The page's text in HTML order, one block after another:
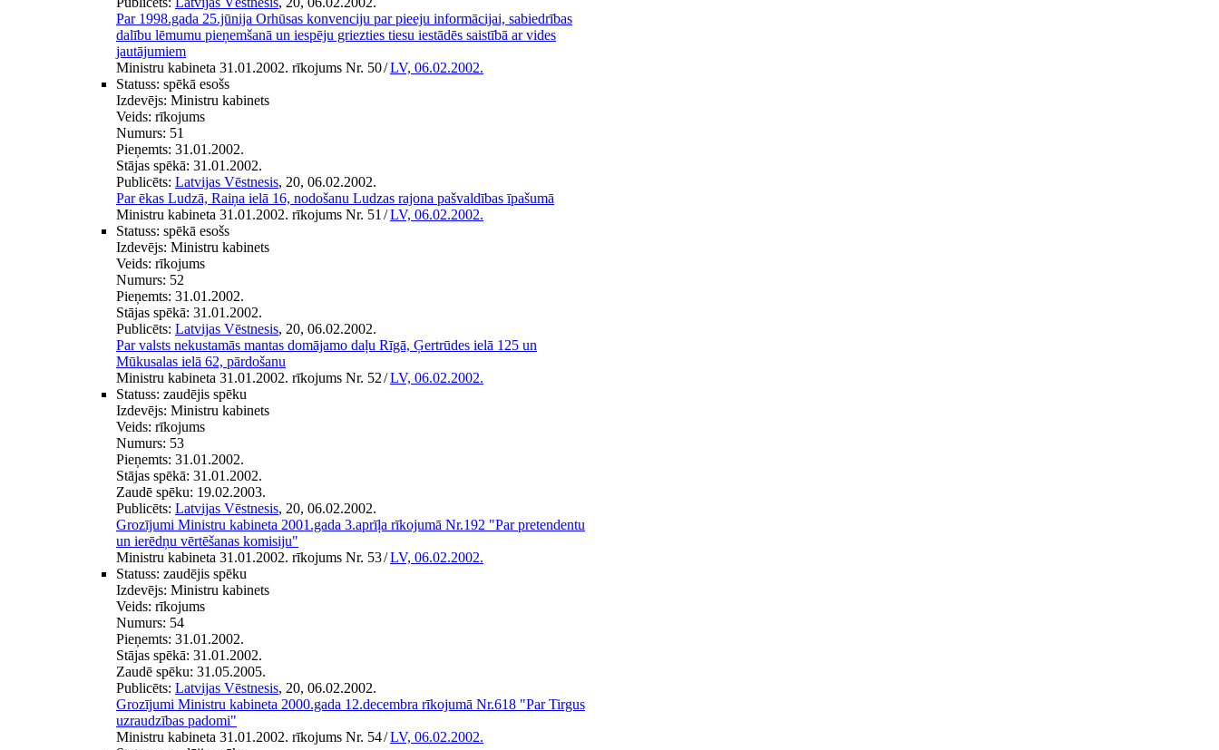
Par 1998.gada 25.jūnija Orhūsas konvenciju par pieeju informācijai, sabiedrības
dalību lēmumu pieņemšanā un iespēju griezties tiesu iestādēs saistībā ar vides
jautājumiem
Ministru kabineta 31.01.2002. rīkojums Nr. 50/LV, 06.02.2002.
Statuss: spēkā esošs
Izdevējs: Ministru kabinets
Veids: rīkojums
Numurs: 51
Pieņemts: 31.01.2002.
Stājas spēkā: 31.01.2002.
Publicēts: Latvijas Vēstnesis, 20, 06.02.2002.
Par ēkas Ludzā, Raiņa ielā 16, nodošanu Ludzas rajona pašvaldības īpašumā
Ministru kabineta 31.01.2002. rīkojums Nr. 51 /LV, 06.02.2002.
Statuss: spēkā esošs
Izdevējs: Ministru kabinets
Veids: rīkojums
Numurs: 52
Pieņemts: 31.01.2002.
Stājas spēkā: 31.01.2002.
Publicēts: Latvijas Vēstnesis, 20, 06.02.2002.
Par valsts nekustamās mantas domājamo daļu Rīgā, Ģertrūdes ielā 125 un
Mūkusalas ielā 62, pārdošanu
Ministru kabineta 31.01.2002. rīkojums Nr. 52/LV, 06.02.2002.
Statuss: zaudējis spēku
Izdevējs: Ministru kabinets
Veids: rīkojums
Numurs: 53
Pieņemts: 31.01.2002.
Stājas spēkā: 31.01.2002.
Zaudē spēku: 19.02.2003.
Publicēts: Latvijas Vēstnesis, 20, 06.02.2002.
Grozījumi Ministru kabineta 2001.gada 3.aprīļa rīkojumā Nr.192 "Par pretendentu
un ierēdņu vērtēšanas komisiju"
Ministru kabineta 31.01.2002. rīkojums Nr. 53/LV, 06.02.2002.
Statuss: zaudējis spēku
Izdevējs: Ministru kabinets
Veids: rīkojums
Numurs: 54
Pieņemts: 31.01.2002.
Stājas spēkā: 31.01.2002.
Zaudē spēku: 31.05.2005.
Publicēts: Latvijas Vēstnesis, 20, 06.02.2002.
Grozījumi Ministru kabineta 2000.gada 12.decembra rīkojumā Nr.618 "Par Tirgus
uzraudzības padomi"
Ministru kabineta 31.01.2002. rīkojums Nr. 54/LV, 06.02.2002.